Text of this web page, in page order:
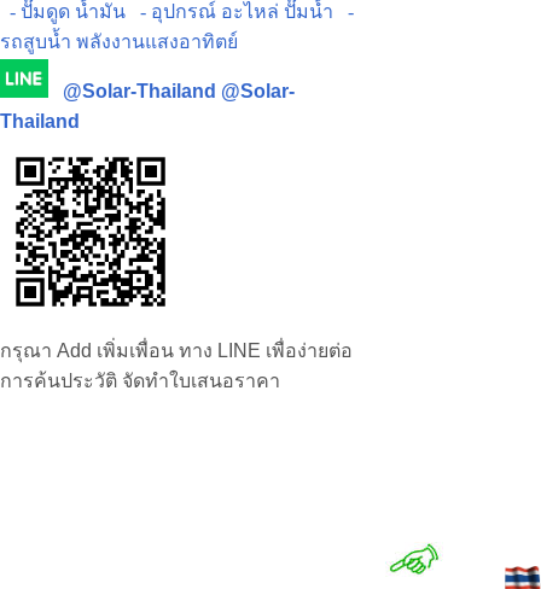
- ปั๊มดูด น้ำมัน
- อุปกรณ์ อะไหล่ ปั๊มน้ำ
-
รถสูบน้ำ พลังงานแสงอาทิตย์
@Solar-Thailand @Solar-
Thailand
กรุณา Add เพิ่มเพื่อน ทาง LINE เพื่อง่ายต่อ
การค้นประวัติ จัดทำใบเสนอราคา